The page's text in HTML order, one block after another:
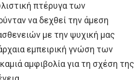
πτέρυγα των
να δεχθεί την άμεση
με την ψυχική μας
εμπειρική γνώση των
αμφιβολία για τη σχέση της